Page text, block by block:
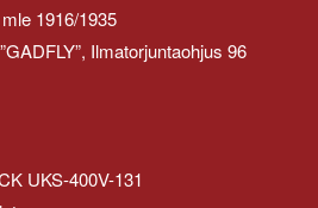
1916/1935
Ilmatorjuntaohjus 96
UKS-400V-131